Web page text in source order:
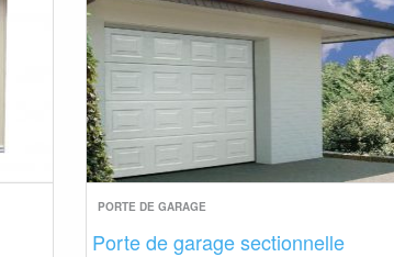
PORTE DE GARAGE
Porte de garage sectionnelle